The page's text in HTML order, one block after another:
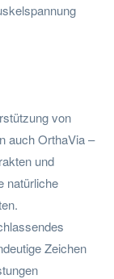
von
auch OrthaVia –
und
natürliche
Zeichen